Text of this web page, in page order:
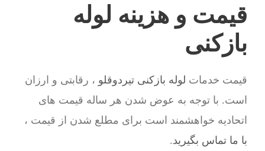
قیمت و هزینه لوله
بازکنی
قیمت خدمات لوله بازکنی تیردوقلو ، رقابتی و ارزان
است. با توجه به عوض شدن هر ساله قیمت های
اتحادیه خواهشمند است برای مطلع شدن از قیمت ،
با ما تماس بگیرید.